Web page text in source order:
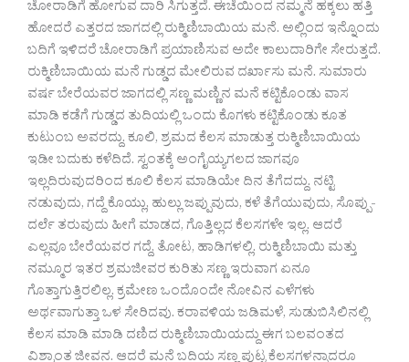
ಚೋರಾಡಿಗೆ ಹೋಗುವ ದಾರಿ ಸಿಗುತ್ತದೆ. ಈಚೆಯಿಂದ ನಮ್ಮನೆ ಹಕ್ಕಲು ಹತ್ತಿ
ಹೋದರೆ ಎತ್ತರದ ಜಾಗದಲ್ಲಿ ರುಕ್ಮಿಣಿಬಾಯಿಯ ಮನೆ. ಅಲ್ಲಿಂದ ಇನ್ನೊಂದು
ಬದಿಗೆ ಇಳಿದರೆ ಚೋರಾಡಿಗೆ ಪ್ರಯಾಣಿಸುವ ಅದೇ ಕಾಲುದಾರಿಗೇ ಸೇರುತ್ತದೆ.
ರುಕ್ಮಿಣಿಬಾಯಿಯ ಮನೆ ಗುಡ್ಡದ ಮೇಲಿರುವ ದರ್ಖಾಸು ಮನೆ. ಸುಮಾರು
ವರ್ಷ ಬೇರೆಯವರ ಜಾಗದಲ್ಲಿ ಸಣ್ಣ ಮಣ್ಣಿನ ಮನೆ ಕಟ್ಟಿಕೊಂಡು ವಾಸ
ಮಾಡಿ ಕಡೆಗೆ ಗುಡ್ಡದ ತುದಿಯಲ್ಲಿ ಒಂದು ಕೊಗಳು ಕಟ್ಟಿಕೊಂಡು ಕೂತ
ಕುಟುಂಬ ಅವರದ್ದು. ಕೂಲಿ, ಶ್ರಮದ ಕೆಲಸ ಮಾಡುತ್ತ ರುಕ್ಮಿಣಿಬಾಯಿಯ
ಇಡೀ ಬದುಕು ಕಳೆದಿದೆ. ಸ್ವಂತಕ್ಕೆ ಅಂಗೈಯ್ಯಗಲದ ಜಾಗವೂ
ಇಲ್ಲದಿರುವುದರಿಂದ ಕೂಲಿ ಕೆಲಸ ಮಾಡಿಯೇ ದಿನ ತೆಗೆದದ್ದು. ನಟ್ಟಿ
ನಡುವುದು, ಗದ್ದೆ ಕೊಯ್ಲು, ಹುಲ್ಲು ಜಪ್ಪುವುದು, ಕಳೆ ತೆಗೆಯುವುದು, ಸೊಪ್ಪು-
ದರ್ಲೆ ತರುವುದು ಹೀಗೆ ಮಾಡದ, ಗೊತ್ತಿಲ್ಲದ ಕೆಲಸಗಳೇ ಇಲ್ಲ. ಆದರೆ
ಎಲ್ಲವೂ ಬೇರೆಯವರ ಗದ್ದೆ, ತೋಟ, ಹಾಡಿಗಳಲ್ಲಿ. ರುಕ್ಮಿಣಿಬಾಯಿ ಮತ್ತು
ನಮ್ಮೂರ ಇತರ ಶ್ರಮಜೀವರ ಕುರಿತು ಸಣ್ಣ ಇರುವಾಗ ಏನೂ
ಗೊತ್ತಾಗುತ್ತಿರಲಿಲ್ಲ. ಕ್ರಮೇಣ ಒಂದೊಂದೇ ನೋವಿನ ಎಳೆಗಳು
ಅರ್ಥವಾಗುತ್ತಾ ಒಳ ಸೇರಿದವು. ಕರಾವಳಿಯ ಜಡಿಮಳೆ, ಸುಡುಬಿಸಿಲಿನಲ್ಲಿ
ಕೆಲಸ ಮಾಡಿ ಮಾಡಿ ದಣಿದ ರುಕ್ಮಿಣಿಬಾಯಿಯದ್ದು ಈಗ ಬಲವಂತದ